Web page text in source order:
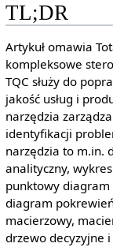
TL;DR
Artykuł omawia
kompleksowe
TQC służy do
jakość usług i
narzędzia
identyfikacji
narzędzia to m.in.
analityczny,
punktowy
diagram
macierzowy,
drzewo decyzyjne